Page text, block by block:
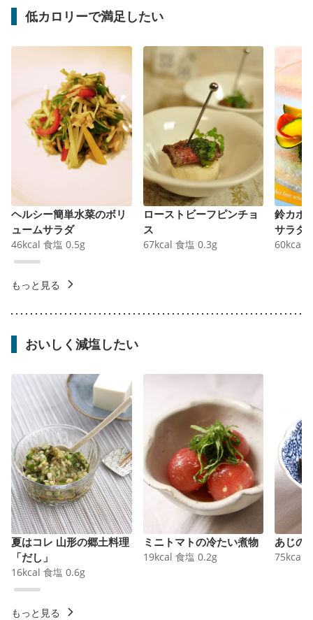
低カロリーで満足したい
ヘルシー簡単水菜のボリ
ュームサラダ
46kcal 食塩 0.5g
ローストビーフピンチョ
ス
67kcal 食塩 0.3g
鈴カボ
サラダ
60kcal
もっと見る
おいしく減塩したい
夏はコレ 山形の郷土料理
「だし」
16kcal 食塩 0.6g
ミニトマトの冷たい煮物
19kcal 食塩 0.2g
あじの
75kcal
もっと見る